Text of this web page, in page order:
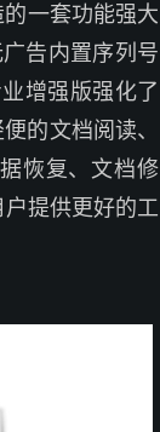
一套功能强大
告内置序列号
增强版强化了
的文档阅读、
恢复、文档修
提供更好的工